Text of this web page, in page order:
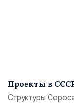
Проекты в
Структуры